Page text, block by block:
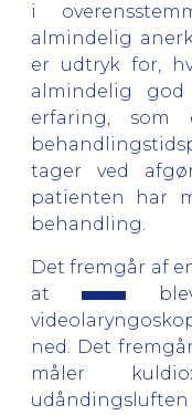
i
almindelig
er udtryk for,
almindelig god
erfaring, som
tager ved
patienten har
behandling.
Det fremgår af
at
ned. Det
måler